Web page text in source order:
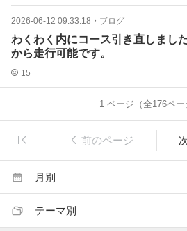
2026-06-12 09:33:18 ・ ブログ
わくわく内にコース引き直しまし
から走行可能です。
15
1 ページ（全176ペー
前のページ
月別
テーマ別